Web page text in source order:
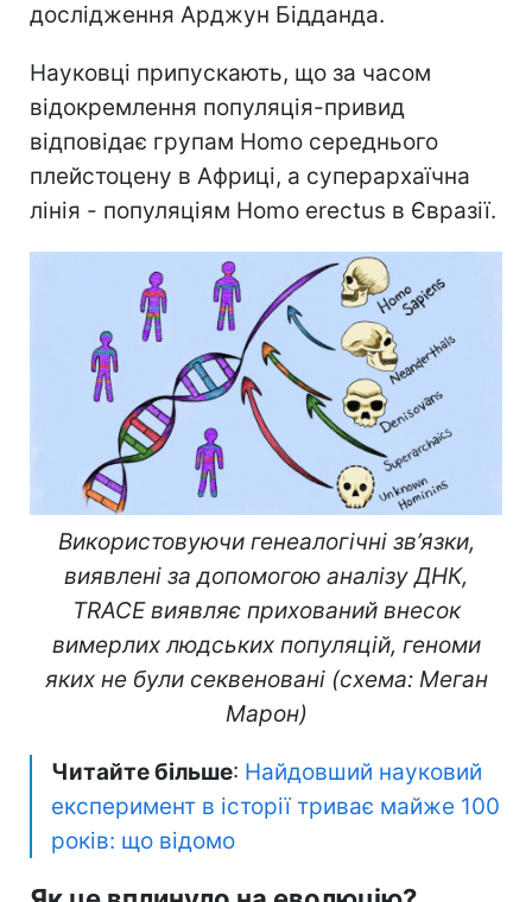
дослідження Арджун Бідданда.
Науковці припускають, що за часом
відокремлення популяція-привид
відповідає групам Homo середнього
плейстоцену в Африці, а суперархаїчна
лінія - популяціям Homo erectus в Євразії.
Використовуючи генеалогічні зв’язки,
виявлені за допомогою аналізу ДНК,
TRACE виявляє прихований внесок
вимерлих людських популяцій, геноми
яких не були секвеновані (схема: Меган
Марон)
Читайте більше: Найдовший науковий
експеримент в історії триває майже 100
років: що відомо